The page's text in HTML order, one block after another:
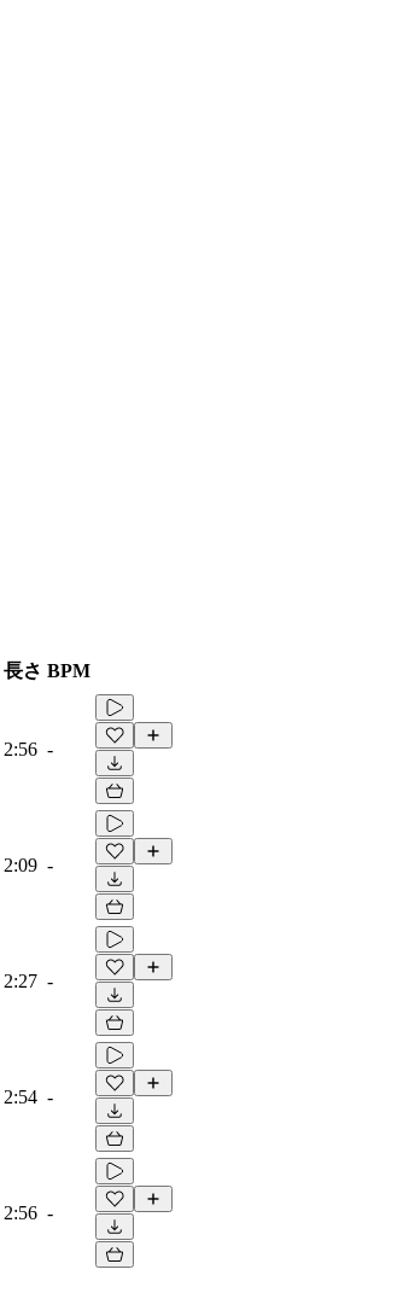
長さ BPM
2:56 -
2:09 -
2:27 -
2:54 -
2:56 -